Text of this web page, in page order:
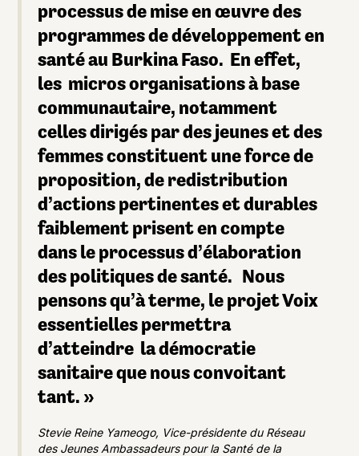
processus de mise en œuvre des
programmes de développement en
santé au Burkina Faso. En effet,
les micros organisations à base
communautaire, notamment
celles dirigés par des jeunes et des
femmes constituent une force de
proposition, de redistribution
d’actions pertinentes et durables
faiblement prisent en compte
dans le processus d’élaboration
des politiques de santé. Nous
pensons qu’à terme, le projet Voix
essentielles permettra
d’atteindre la démocratie
sanitaire que nous convoitant
tant. »
Stevie Reine Yameogo, Vice-présidente du Réseau
des Jeunes Ambassadeurs pour la Santé de la